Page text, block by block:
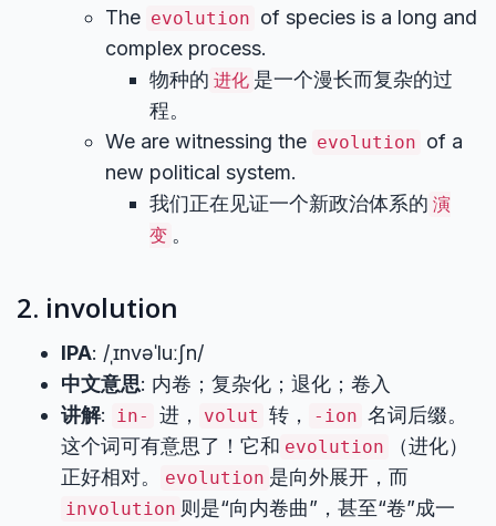
The evolution of species is a long and
complex process.
物种的 进化 是一个漫长而复杂的过
程。
We are witnessing the evolution of a
new political system.
我们正在见证一个新政治体系的 演
变 。
2. involution
IPA: /ˌɪnvəˈluːʃn/
中文意思: 内卷；复杂化；退化；卷入
讲解: in- 进， volut 转， -ion 名词后缀。
这个词可有意思了！它和 evolution
（进化）
正好相对。
evolution 是向外展开，而
involution 则是“向内卷曲”，甚至“卷”成一